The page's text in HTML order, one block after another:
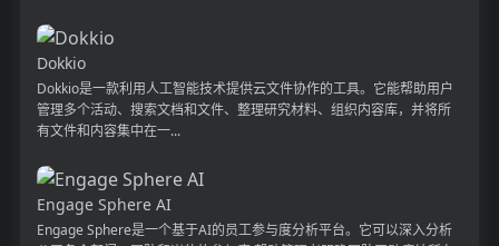
Dokkio
Dokkio是一款利用人工智能技术提供云文件协作的工具。它能帮助用户
管理多个活动、搜索文档和文件、整理研究材料、组织内容库，并将所
有文件和内容集中在一...
Engage Sphere AI
Engage Sphere是一个基于AI的员工参与度分析平台。它可以深入分析